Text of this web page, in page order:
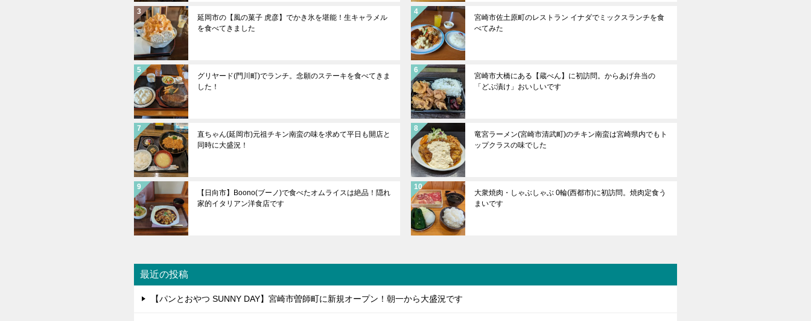
延岡市の【風の菓子 虎彦】でかき氷を堪能！生キャラメル
を食べてきました
宮崎市佐土原町のレストラン イナダでミックスランチを食
べてみた
グリヤード(門川町)でランチ。念願のステーキを食べてきま
した！
宮崎市大橋にある【蔵べん】に初訪問。からあげ弁当の
「どぶ漬け」おいしいです
直ちゃん(延岡市)元祖チキン南蛮の味を求めて平日も開店と
同時に大盛況！
竜宮ラーメン(宮崎市清武町)のチキン南蛮は宮崎県内でもト
ップクラスの味でした
【日向市】Boono(ブーノ)で食べたオムライスは絶品！隠れ
家的イタリアン洋食店です
大衆焼肉・しゃぶしゃぶ 0輪(西都市)に初訪問。焼肉定食う
まいです
最近の投稿
【パンとおやつ SUNNY DAY】宮崎市曽師町に新規オープン！朝一から大盛況です